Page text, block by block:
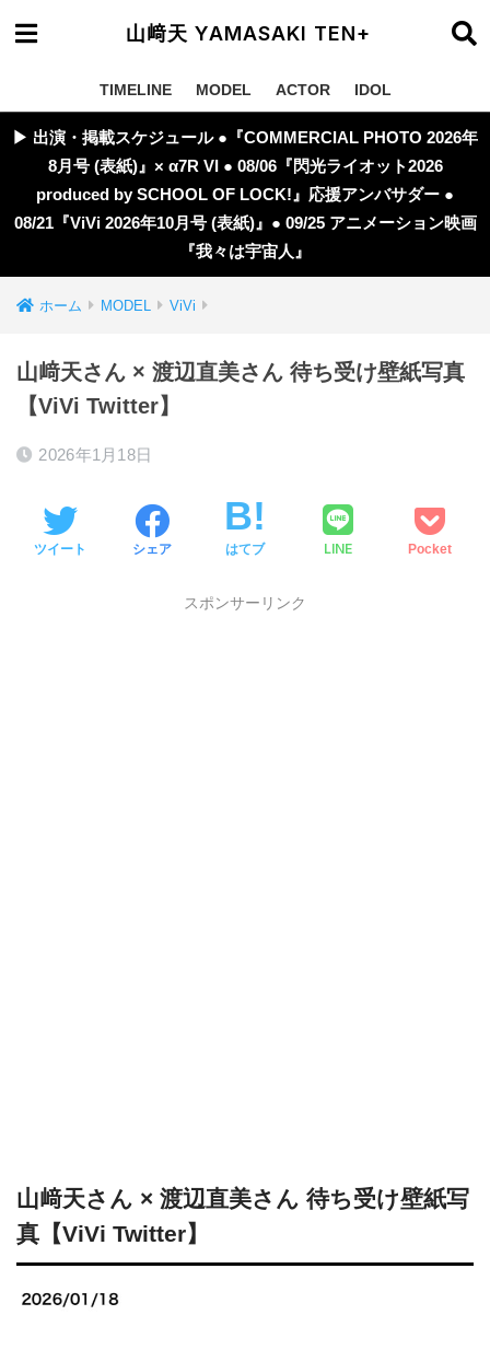
山﨑天 YAMASAKI TEN+
TIMELINE MODEL ACTOR IDOL
▶︎ 出演・掲載スケジュール ●『COMMERCIAL PHOTO 2026年
8月号 (表紙)』× α7R VI ● 08/06『閃光ライオット2026
produced by SCHOOL OF LOCK!』応援アンバサダー ●
08/21『ViVi 2026年10月号 (表紙)』● 09/25 アニメーション映画
『我々は宇宙人』
ホーム MODEL ViVi
山﨑天さん × 渡辺直美さん 待ち受け壁紙写真
【ViVi Twitter】
2026年1月18日
ツイート シェア はてブ LINE Pocket
スポンサーリンク
山﨑天さん × 渡辺直美さん 待ち受け壁紙写
真【ViVi Twitter】